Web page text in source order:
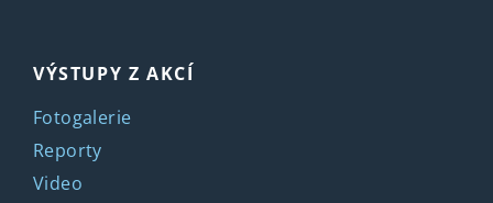
VÝSTUPY Z AKCÍ
Fotogalerie
Reporty
Video